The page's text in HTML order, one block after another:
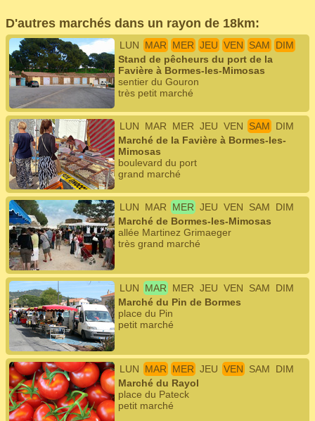
D'autres marchés dans un rayon de 18km:
LUN MAR MER JEU VEN SAM
DIM
Stand de pêcheurs du port de la
Favière à Bormes-les-Mimosas
sentier du Gouron
très petit marché
LUN MAR MER JEU VEN SAM
DIM
Marché de la Favière à Bormes-les-
Mimosas
boulevard du port
grand marché
LUN MAR MER JEU VEN SAM
DIM
Marché de Bormes-les-Mimosas
allée Martinez Grimaeger
très grand marché
LUN MAR MER JEU VEN SAM
DIM
Marché du Pin de Bormes
place du Pin
petit marché
LUN MAR MER JEU VEN SAM
DIM
Marché du Rayol
place du Pateck
petit marché